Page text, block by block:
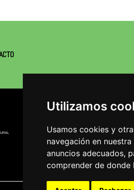
Utilizamos
Usamos cookies y
navegación en
anuncios adecuados,
comprender de donde